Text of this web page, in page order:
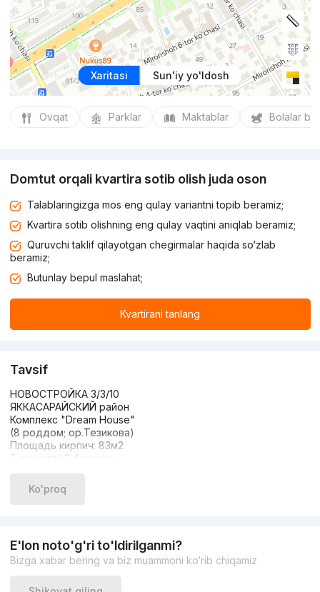
Xaritasi Sun'iy yo'ldosh
Ovqat Parklar Maktablar Bolalar
Domtut orqali kvartira sotib olish juda oson
Talablaringizga mos eng qulay variantni topib beramiz;
Kvartira sotib olishning eng qulay vaqtini aniqlab beramiz;
Quruvchi taklif qilayotgan chegirmalar haqida so‘zlab
beramiz;
Butunlay bepul maslahat;
Kvartirani tanlang
Tavsif
НОВОСТРОЙКА 3/3/10
ЯККАСАРАЙСКИЙ район
Комплекс "Dream House"
(8 роддом; ор.Тезикова)
Площадь кирпич: 83м2
2 санузла/ 2 балкона
Мебелью и ТЕХНИКОЙ
ЦЕНА: 165.000у.е/торг
Ko'proq
E'lon noto'g'ri to'ldirilganmi?
Bizga xabar bering va biz muammoni ko‘rib chiqamiz